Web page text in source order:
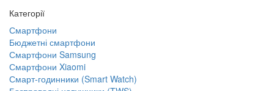
Категорії
Смартфони
Бюджетні смартфони
Смартфони Samsung
Смартфони Xiaomi
Смарт-годинники (Smart Watch)